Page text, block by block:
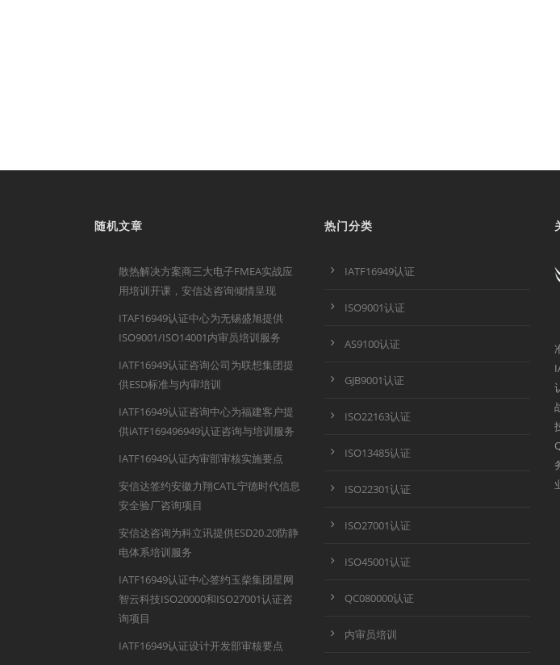
随机文章
散热解决方案商三大电子FMEA实战应
用培训开课，安信达咨询倾情呈现
ITAF16949认证中心为无锡盛旭提供
ISO9001/ISO14001内审员培训服务
IATF16949认证咨询公司为联想集团提
供ESD标准与内审培训
IATF16949认证咨询中心为福建客户提
供iATF169496949认证咨询与培训服务
IATF16949认证内审部审核实施要点
安信达签约安徽力翔CATL宁德时代信息
安全验厂咨询项目
安信达咨询为科立讯提供ESD20.20防静
电体系培训服务
IATF16949认证中心签约玉柴集团星网
智云科技ISO20000和ISO27001认证咨
询项目
IATF16949认证设计开发部审核要点
热门分类
IATF16949认证
ISO9001认证
AS9100认证
GJB9001认证
ISO22163认证
ISO13485认证
ISO22301认证
ISO27001认证
ISO45001认证
QC080000认证
内审员培训